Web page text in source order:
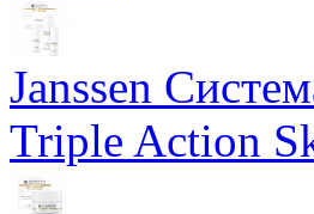
Janssen
Triple Action